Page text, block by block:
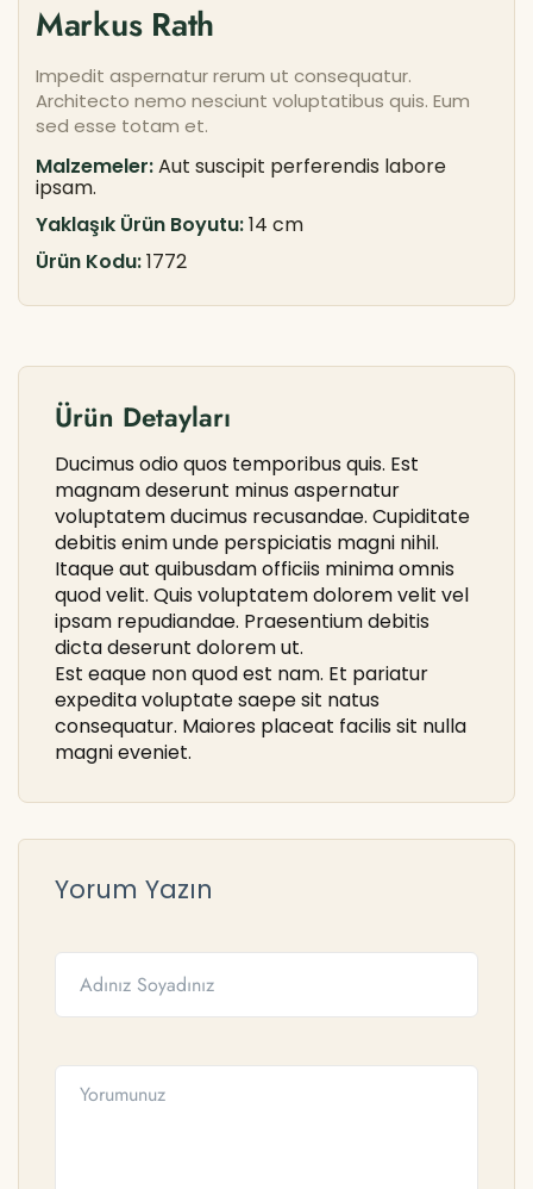
Markus Rath
Impedit aspernatur rerum ut consequatur.
Architecto nemo nesciunt voluptatibus quis. Eum
sed esse totam et.
Malzemeler:Aut suscipit perferendis labore
ipsam.
Yaklaşık Ürün Boyutu:14 cm
Ürün Kodu:1772
Ürün Detayları
Ducimus odio quos temporibus quis. Est
magnam deserunt minus aspernatur
voluptatem ducimus recusandae. Cupiditate
debitis enim unde perspiciatis magni nihil.
Itaque aut quibusdam officiis minima omnis
quod velit. Quis voluptatem dolorem velit vel
ipsam repudiandae. Praesentium debitis
dicta deserunt dolorem ut.
Est eaque non quod est nam. Et pariatur
expedita voluptate saepe sit natus
consequatur. Maiores placeat facilis sit nulla
magni eveniet.
Yorum Yazın